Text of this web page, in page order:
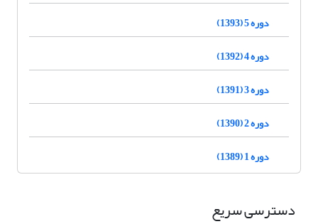
دوره 5 (1393)
دوره 4 (1392)
دوره 3 (1391)
دوره 2 (1390)
دوره 1 (1389)
دسترسی سریع